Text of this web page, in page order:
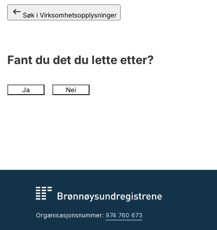
Søk i Virksomhetsopplysninger
Fant du det du lette etter?
Ja Nei
Organisasjonsnummer: 974 760 673